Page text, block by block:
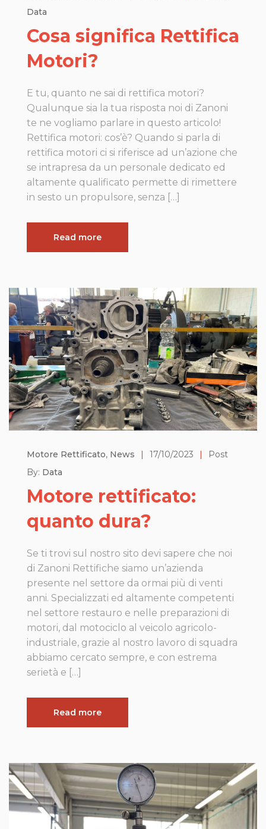
Data
Cosa significa Rettifica
Motori?
E tu, quanto ne sai di rettifica motori?
Qualunque sia la tua risposta noi di Zanoni
te ne vogliamo parlare in questo articolo!
Rettifica motori: cos’è? Quando si parla di
rettifica motori ci si riferisce ad un’azione che
se intrapresa da un personale dedicato ed
altamente qualificato permette di rimettere
in sesto un propulsore, senza […]
Read more
Motore Rettificato, News | 17/10/2023 |
Post
By: Data
Motore rettificato:
quanto dura?
Se ti trovi sul nostro sito devi sapere che noi
di Zanoni Rettifiche siamo un’azienda
presente nel settore da ormai più di venti
anni. Specializzati ed altamente competenti
nel settore restauro e nelle preparazioni di
motori, dal motociclo al veicolo agricolo-
industriale, grazie al nostro lavoro di squadra
abbiamo cercato sempre, e con estrema
serietà e […]
Read more